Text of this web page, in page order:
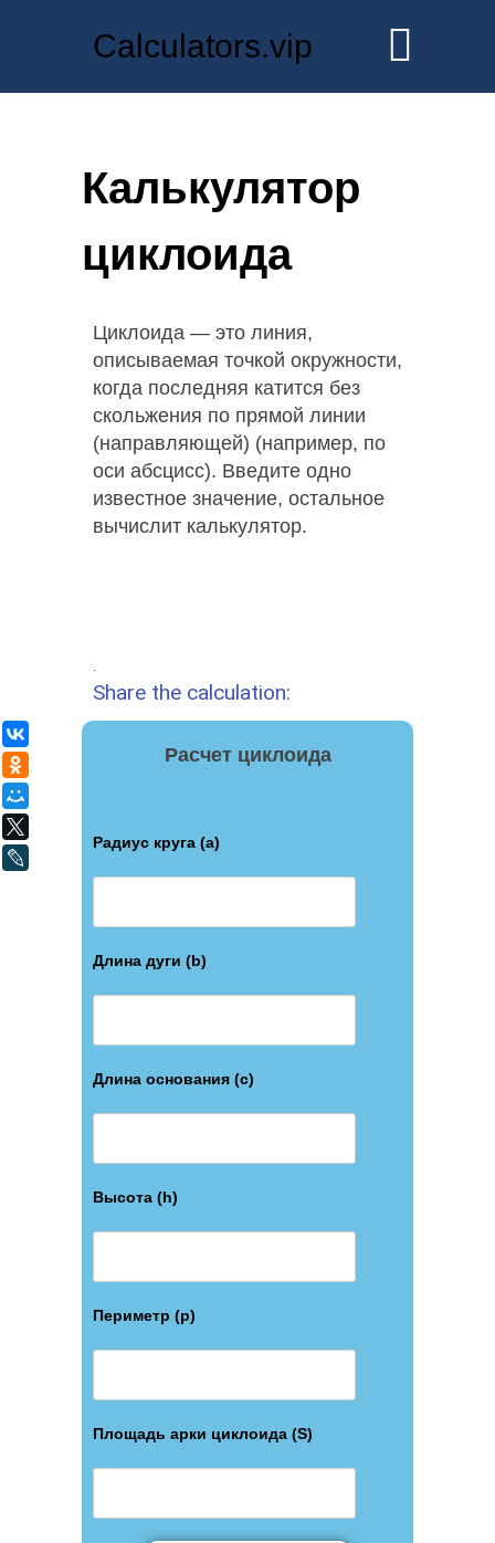
Calculators.vip
Калькулятор
циклоида
Циклоида — это линия,
описываемая точкой окружности,
когда последняя катится без
скольжения по прямой линии
(направляющей) (например, по
оси абсцисс). Введите одно
известное значение, остальное
вычислит калькулятор.
Share the calculation:
Расчет циклоида
Радиус круга (a)
Длина дуги (b)
Длина основания (c)
Высота (h)
Периметр (p)
Площадь арки циклоида (S)
ВКонтакте
LiveJournal